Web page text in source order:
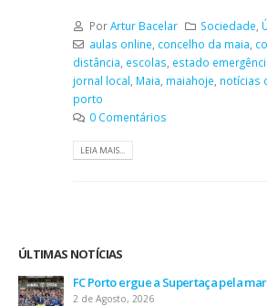
PorArtur Bacelar Sociedade
aulas online concelho da maia
distância escolas estado
jornal local Maia maiahoje notícias
porto
0 Comentários
LEIA MAIS...
ÚLTIMAS NOTÍCIAS
FC Porto ergue a Supertaça pela
2 de Agosto, 2026